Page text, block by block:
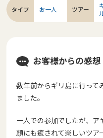
タイプ お一人 ツアー
お客様からの感想
数年前からギリ島に行って
ました。
一人での参加でしたが、
顔にも癒されて楽しいツア